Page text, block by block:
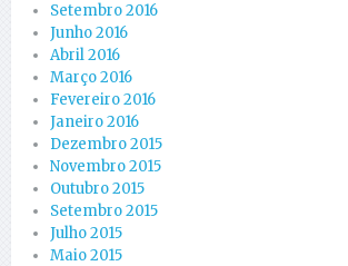
Setembro 2016
Junho 2016
Abril 2016
Março 2016
Fevereiro 2016
Janeiro 2016
Dezembro 2015
Novembro 2015
Outubro 2015
Setembro 2015
Julho 2015
Maio 2015